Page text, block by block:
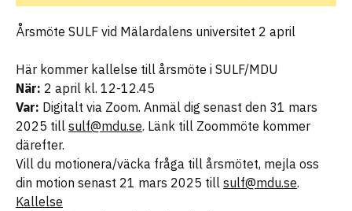
Årsmöte SULF vid Mälardalens universitet 2 april
Här kommer kallelse till årsmöte i SULF/MDU
När: 2 april kl. 12-12.45
Var: Digitalt via Zoom. Anmäl dig senast den 31 mars
2025 till sulf@mdu.se. Länk till Zoommöte kommer
därefter.
Vill du motionera/väcka fråga till årsmötet, mejla oss
din motion senast 21 mars 2025 till sulf@mdu.se.
Kallelse